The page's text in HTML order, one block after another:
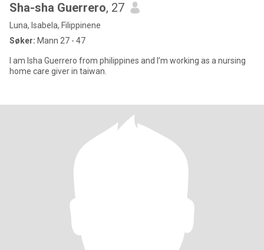
Sha-sha Guerrero, 27
Luna, Isabela, Filippinene
Søker: Mann 27 - 47
I am Isha Guerrero from philippines and I’m working as a nursing
home care giver in taiwan.